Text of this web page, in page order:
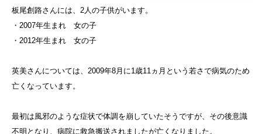
板尾創路さんには、2人の子供がいます。
・2007年生まれ 女の子
・2012年生まれ 女の子
英美さんについては、2009年8月に1歳11ヵ月という若さで病気のため
亡くなっています。
最初は風邪のような症状で体調を崩していたそうですが、その後意識
不明となり、病院に救急搬送されましたが亡くなりました。